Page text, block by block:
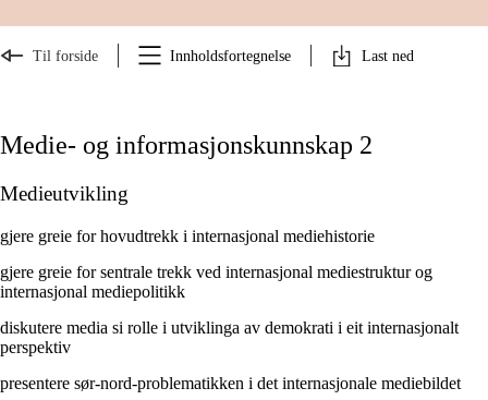
Til forside Innholdsfortegnelse Last ned
Medie- og informasjonskunnskap 2
Medieutvikling
gjere greie for hovudtrekk i internasjonal mediehistorie
gjere greie for sentrale trekk ved internasjonal mediestruktur og
internasjonal mediepolitikk
diskutere media si rolle i utviklinga av demokrati i eit internasjonalt
perspektiv
presentere sør-nord-problematikken i det internasjonale mediebildet